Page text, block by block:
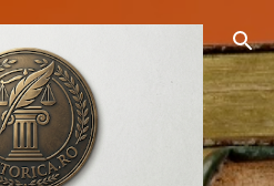
principal